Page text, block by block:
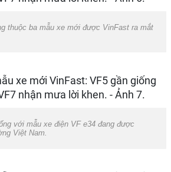
thuộc ba mẫu xe mới được VinFast ra mắt
với mẫu xe điện VF e34 đang được
Việt Nam.